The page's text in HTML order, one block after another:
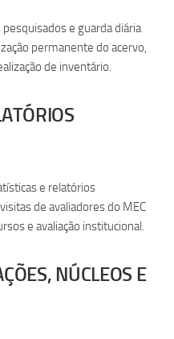
e guarda diária
permanente do acervo,
de inventário.
e relatórios
de avaliadores do MEC
e avaliação institucional.
NÚCLEOS E